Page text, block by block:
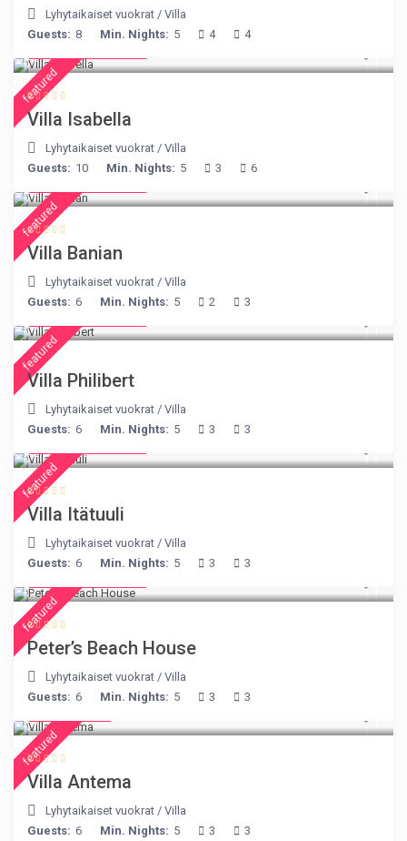
Lyhytaikaiset vuokrat /Villa
Guests: 8 Min. Nights: 5 4 4
featured
Villa Isabella
Lyhytaikaiset vuokrat /Villa
Guests: 10 Min. Nights: 5 3 6
featured
Villa Banian
Lyhytaikaiset vuokrat /Villa
Guests: 6 Min. Nights: 5 2 3
featured
Villa Philibert
Lyhytaikaiset vuokrat /Villa
Guests: 6 Min. Nights: 5 3 3
featured
Villa Itätuuli
Lyhytaikaiset vuokrat /Villa
Guests: 6 Min. Nights: 5 3 3
featured
Peter’s Beach House
Lyhytaikaiset vuokrat /Villa
Guests: 6 Min. Nights: 5 3 3
featured
Villa Antema
Lyhytaikaiset vuokrat /Villa
Guests: 6 Min. Nights: 5 3 3